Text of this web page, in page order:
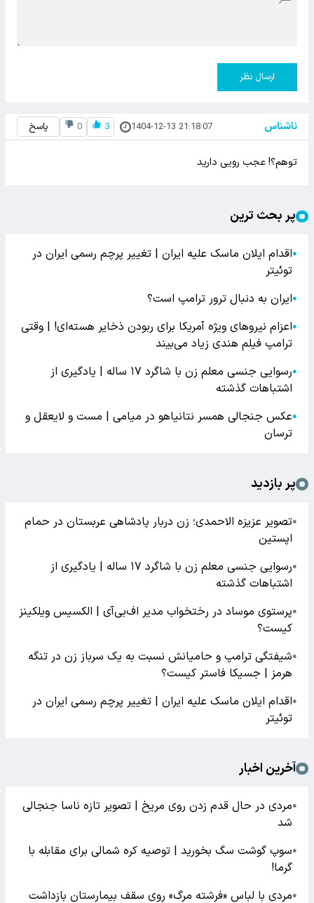
ارسال نظر
ناشناس 1404-12-13 21:18:07
3
0 پاسخ
توهم‌؟! عجب رویی دارید
پر بحث ترین
●اقدام ایلان ماسک علیه ایران | تغییر پرچم رسمی ایران در
توئیتر
●ایران به دنبال ترور ترامپ است؟
●اعزام نیروهای ویژه آمریکا برای ربودن ذخایر هسته‌ای! | وقتی
ترامپ فیلم هندی زیاد می‌بیند
●
رسوایی جنسی معلم زن با شاگرد ۱۷ ساله | یادگیری از
اشتباهات گذشته
●عکس جنجالی همسر نتانیاهو در میامی | مست و لایعقل و
ترسان
پر بازدید
●تصویر عزیزه الاحمدی؛ زن دربار پادشاهی عربستان در حمام
اپستین
●
رسوایی جنسی معلم زن با شاگرد ۱۷ ساله | یادگیری از
اشتباهات گذشته
●پرستوی موساد در رختخواب مدیر اف‌بی‌آی | الکسیس ویلکینز
کیست؟
●شیفتگی ترامپ و حامیانش نسبت به یک سرباز زن در تنگه
هرمز | جسیکا فاستر کیست؟
●اقدام ایلان ماسک علیه ایران | تغییر پرچم رسمی ایران در
توئیتر
آخرین اخبار
●مردی در حال قدم زدن روی مریخ | تصویر تازه ناسا جنجالی
شد
●سوپ گوشت سگ بخورید | توصیه کره شمالی برای مقابله با
گرما!
●مردی با لباس «فرشته مرگ» روی سقف بیمارستان بازداشت